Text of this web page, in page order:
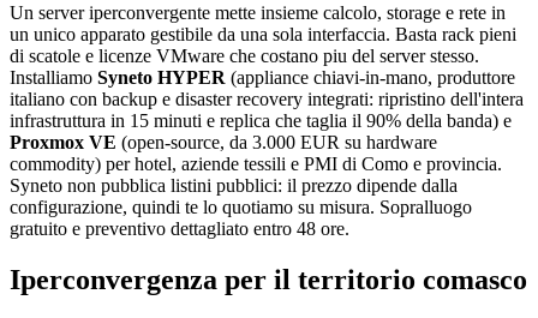
Un server iperconvergente mette insieme calcolo, storage e rete in
un unico apparato gestibile da una sola interfaccia. Basta rack pieni
di scatole e licenze VMware che costano piu del server stesso.
Installiamo Syneto HYPER (appliance chiavi-in-mano, produttore
italiano con backup e disaster recovery integrati: ripristino dell'intera
infrastruttura in 15 minuti e replica che taglia il 90% della banda) e
Proxmox VE (open-source, da 3.000 EUR su hardware
commodity) per hotel, aziende tessili e PMI di Como e provincia.
Syneto non pubblica listini pubblici: il prezzo dipende dalla
configurazione, quindi te lo quotiamo su misura. Sopralluogo
gratuito e preventivo dettagliato entro 48 ore.
Iperconvergenza per il territorio comasco